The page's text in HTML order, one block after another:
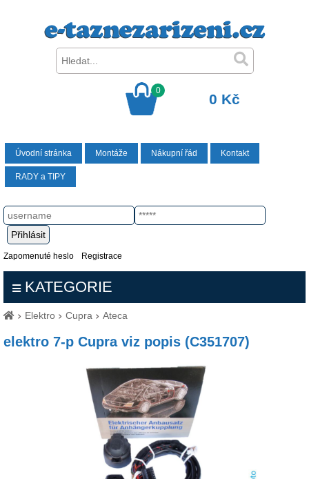
0
0 Kč
Úvodní stránka Montáže Nákupní řád Kontakt
RADY a TIPY
Zapomenuté heslo Registrace
KATEGORIE
Elektro Cupra Ateca
elektro 7-p Cupra viz popis (C351707)